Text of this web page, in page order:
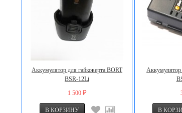
Аккумулятор для гайковерта BORT
BSR-12Li
1 500 ₽
Аккумулятор